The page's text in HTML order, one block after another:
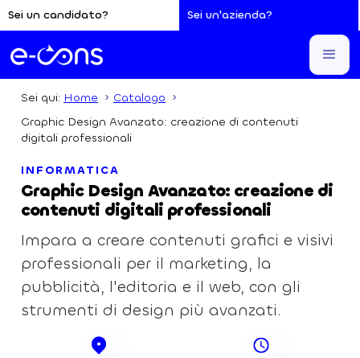
Sei un candidato? Sei un'azienda?
Sei qui: Home
Catalogo
Graphic Design Avanzato: creazione di contenuti
digitali professionali
INFORMATICA
Graphic Design Avanzato: creazione di
contenuti digitali professionali
Impara a creare contenuti grafici e visivi
professionali per il marketing, la
pubblicità, l'editoria e il web, con gli
strumenti di design più avanzati.